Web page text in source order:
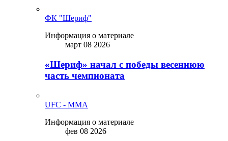
ФК "Шериф"
Информация о материале
март 08 2026
«Шериф» начал с победы весеннюю
часть чемпионата
UFC - MMA
Информация о материале
фев 08 2026